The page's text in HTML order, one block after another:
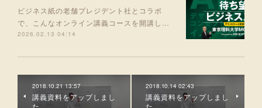
ビジネス紙の老舗プレジデント社とコラボ
で、こんなオンライン講義コースを開講し…
2026.02.13 04:14
2018.10.21 13:57
講義資料をアップしまし
た。
2018.10.14 02:43
講義資料をアップしまし
た。